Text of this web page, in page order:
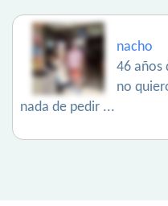
nacho
46 años
no
nada de pedir ...